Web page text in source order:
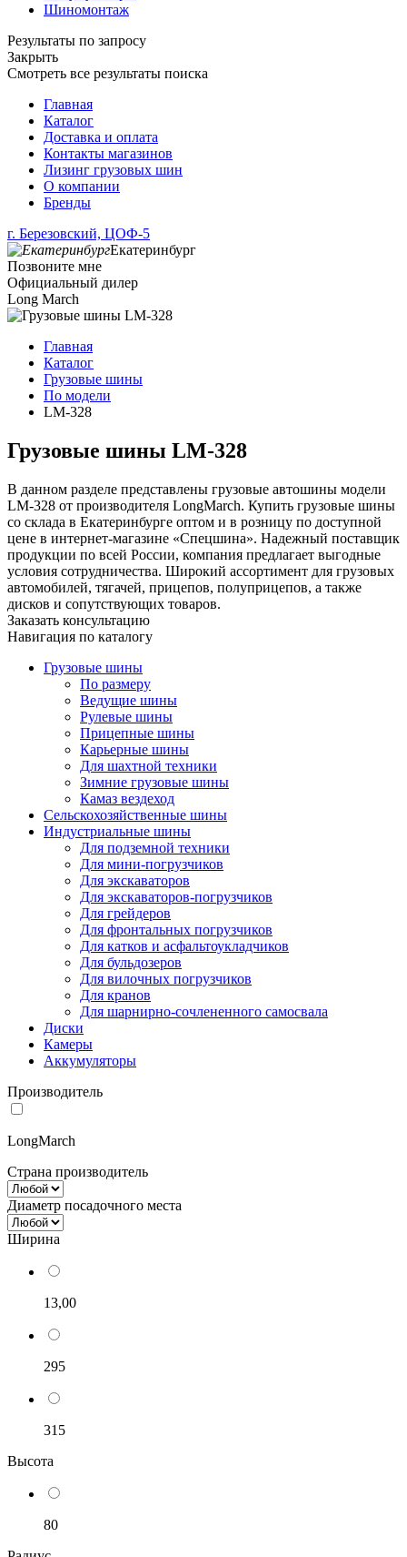
Шиномонтаж
Результаты по запросу
Закрыть
Смотреть все результаты поиска
Главная
Каталог
Доставка и оплата
Контакты магазинов
Лизинг грузовых шин
О компании
Бренды
г. Березовский, ЦОФ-5
Екатеринбург
Позвоните мне
Официальный дилер
Long March
Главная
Каталог
Грузовые шины
По модели
LM-328
Грузовые шины LM-328
В данном разделе представлены грузовые автошины модели
LM-328 от производителя LongMarch. Купить грузовые шины
со склада в Екатеринбурге оптом и в розницу по доступной
цене в интернет-магазине «Спецшина». Надежный поставщик
продукции по всей России, компания предлагает выгодные
условия сотрудничества. Широкий ассортимент для грузовых
автомобилей, тягачей, прицепов, полуприцепов, а также
дисков и сопутствующих товаров.
Заказать консультацию
Навигация по каталогу
Грузовые шины
По размеру
Ведущие шины
Рулевые шины
Прицепные шины
Карьерные шины
Для шахтной техники
Зимние грузовые шины
Камаз вездеход
Сельскохозяйственные шины
Индустриальные шины
Для подземной техники
Для мини-погрузчиков
Для экскаваторов
Для экскаваторов-погрузчиков
Для грейдеров
Для фронтальных погрузчиков
Для катков и асфальтоукладчиков
Для бульдозеров
Для вилочных погрузчиков
Для кранов
Для шарнирно-сочлененного самосвала
Диски
Камеры
Аккумуляторы
Производитель
LongMarch
Страна производитель
Диаметр посадочного места
Ширина
13,00
295
315
Высота
80